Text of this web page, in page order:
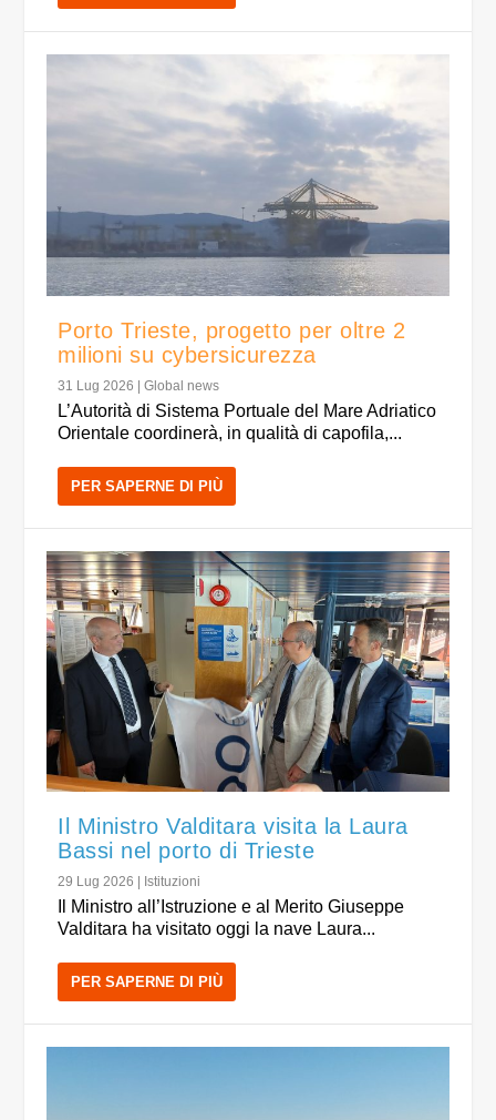
Porto Trieste, progetto per oltre 2
milioni su cybersicurezza
31 Lug 2026 |Global news
L’Autorità di Sistema Portuale del Mare Adriatico
Orientale coordinerà, in qualità di capofila,...
PER SAPERNE DI PIÙ
Il Ministro Valditara visita la Laura
Bassi nel porto di Trieste
29 Lug 2026 Istituzioni
Il Ministro all’Istruzione e al Merito Giuseppe
Valditara ha visitato oggi la nave Laura...
PER SAPERNE DI PIÙ